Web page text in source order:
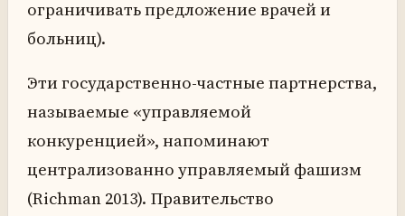
ограничивать предложение врачей и
больниц).
Эти государственно-частные партнерства,
называемые «управляемой
конкуренцией», напоминают
централизованно управляемый фашизм
(Richman 2013). Правительство